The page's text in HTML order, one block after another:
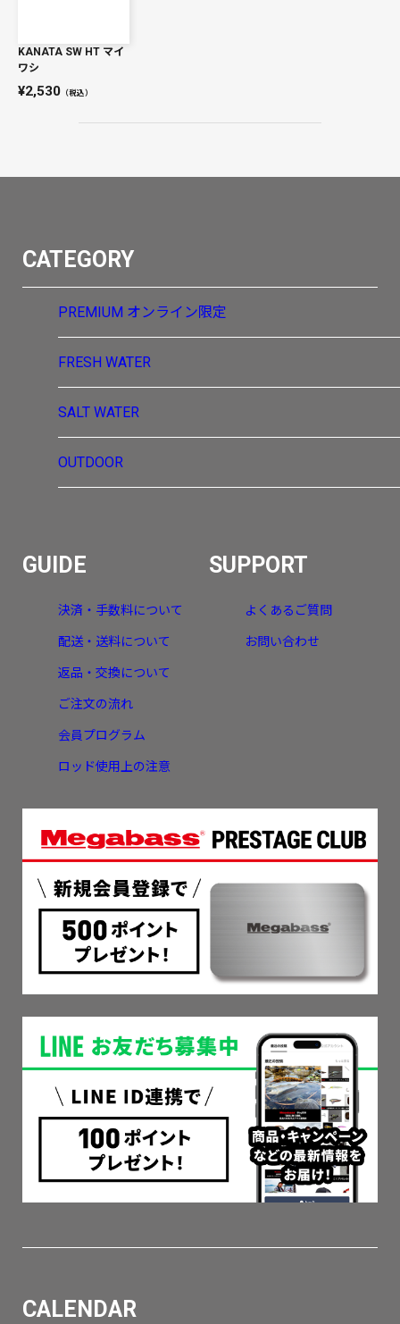
KANATA SW HT マイ
ワシ
2,530 （税込）
CATEGORY
PREMIUM オンライン限定
FRESH WATER
SALT WATER
OUTDOOR
GUIDE
決済・手数料について
配送・送料について
返品・交換について
ご注文の流れ
会員プログラム
ロッド使用上の注意
SUPPORT
よくあるご質問
お問い合わせ
CALENDAR